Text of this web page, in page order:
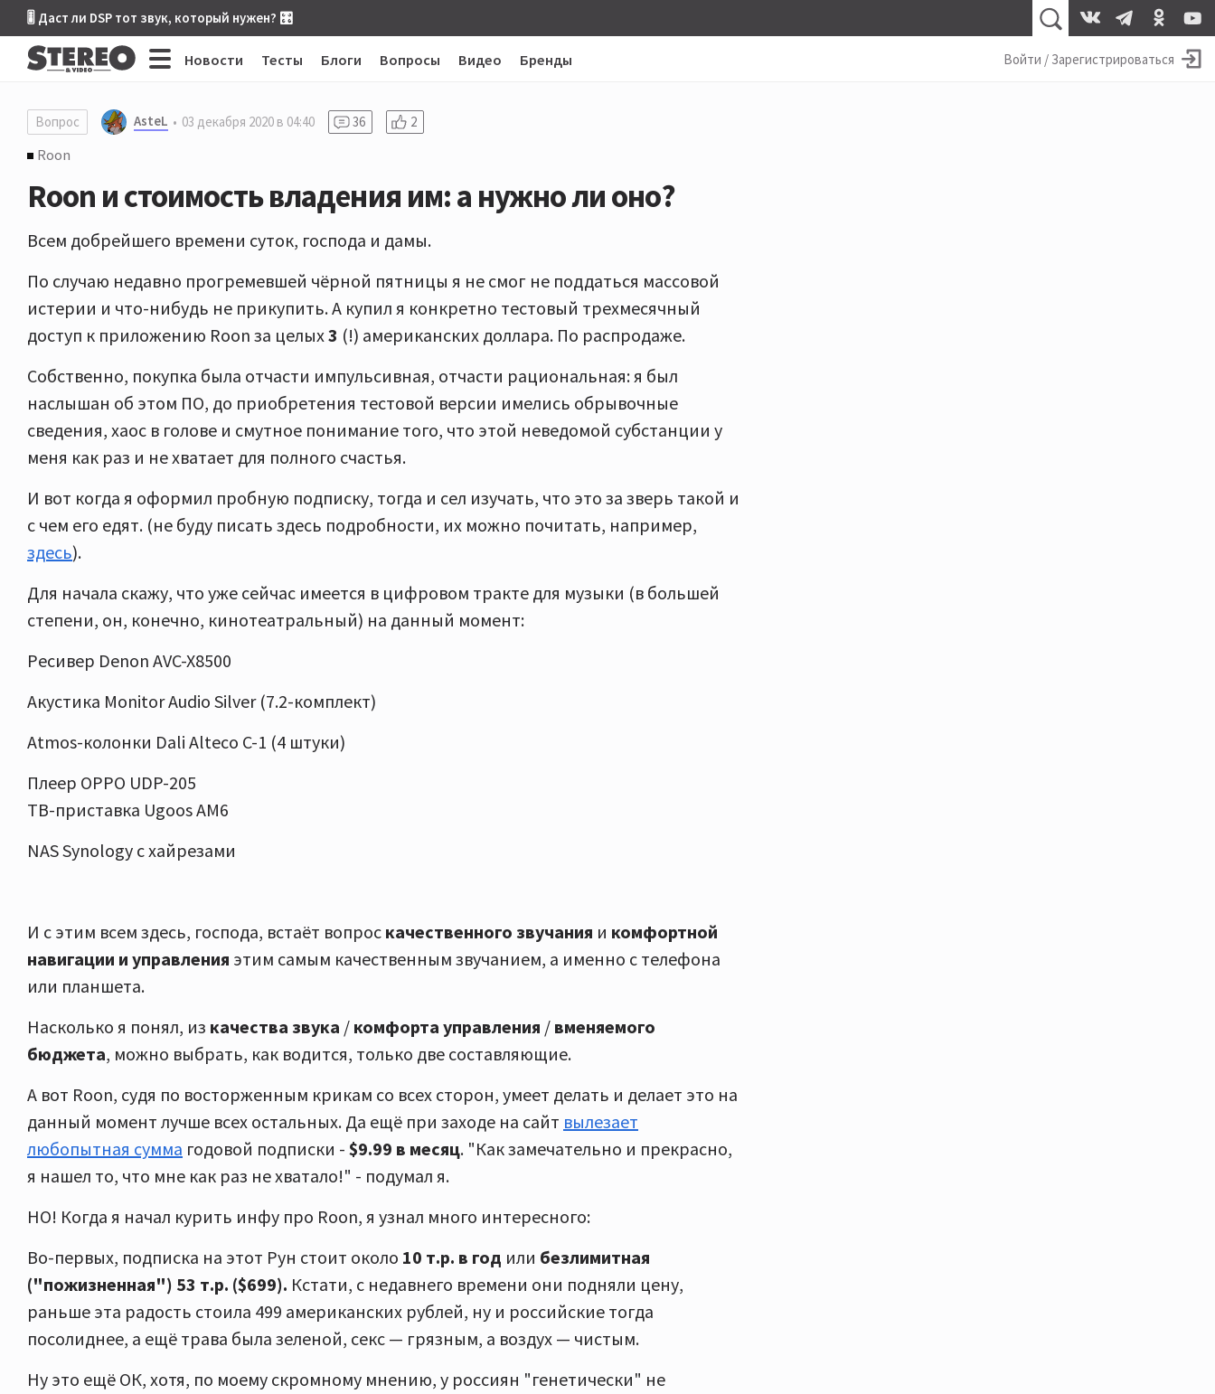
🎚 Даст ли DSP тот звук, который нужен? 🎛
Новости Тесты Блоги Вопросы Видео Бренды Войти / Зарегистрироваться
Вопрос AsteL 03 декабря 2020 в 04:40 36 2
Roon
Roon и стоимость владения им: а нужно ли оно?
Всем добрейшего времени суток, господа и дамы.
По случаю недавно прогремевшей чёрной пятницы я не смог не поддаться массовой
истерии и что-нибудь не прикупить. А купил я конкретно тестовый трехмесячный
доступ к приложению Roon за целых3 (!) американских доллара. По распродаже.
Собственно, покупка была отчасти импульсивная, отчасти рациональная: я был
наслышан об этом ПО, до приобретения тестовой версии имелись обрывочные
сведения, хаос в голове и смутное понимание того, что этой неведомой субстанции у
меня как раз и не хватает для полного счастья.
И вот когда я оформил пробную подписку, тогда и сел изучать, что это за зверь такой и
с чем его едят. (не буду писать здесь подробности, их можно почитать, например,
здесь).
Для начала скажу, что уже сейчас имеется в цифровом тракте для музыки (в большей
степени, он, конечно, кинотеатральный) на данный момент:
Ресивер Denon AVC-X8500
Акустика Monitor Audio Silver (7.2-комплект)
Atmos-колонки Dali Alteco C-1 (4 штуки)
Плеер OPPO UDP-205
ТВ-приставка Ugoos AM6
NAS Synology с хайрезами
И c этим всем здесь, господа, встаёт вопрос качественного звучания и комфортной
навигации и управления этим самым качественным звучанием, а именно с телефона
или планшета.
Насколько я понял, из качества звука / комфорта управления / вменяемого
бюджета, можно выбрать, как водится, только две составляющие.
А вот Roon, судя по восторженным крикам со всех сторон, умеет делать и делает это на
данный момент лучше всех остальных. Да ещё при заходе на сайт вылезает
любопытная сумма годовой подписки - $9.99 в месяц. "Как замечательно и прекрасно,
я нашел то, что мне как раз не хватало!" - подумал я.
НО! Когда я начал курить инфу про Roon, я узнал много интересного:
Во-первых, подписка на этот Рун стоит около 10 т.р. в год или безлимитная
("пожизненная") 53 т.р. ($699). Кстати, с недавнего времени они подняли цену,
раньше эта радость стоила 499 американских рублей, ну и российские тогда
посолиднее, а ещё трава была зеленой, секс — грязным, а воздух — чистым.
Ну это ещё ОК, хотя, по моему скромному мнению, у россиян "генетически" не